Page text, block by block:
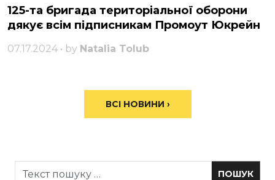
125-та бригада територіальної оборони
дякує всім підписникам Промоут Юкрейн
07.17.2024 • by Natalia Tolub
ВСІ НОВИНИ ›